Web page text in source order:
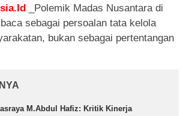
_Polemik Madas Nusantara di
sebagai persoalan tata kelola
bukan sebagai pertentangan
M.Abdul Hafiz: Kritik Kinerja